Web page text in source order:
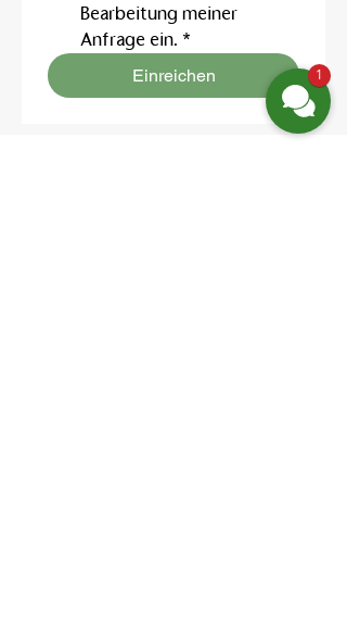
Bearbeitung meiner
Anfrage ein. *
Einreichen 1